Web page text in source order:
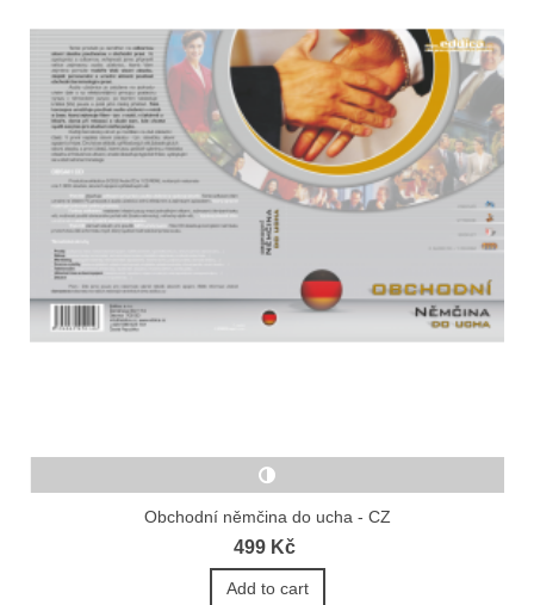
Obchodní němčina do ucha - CZ
499 Kč
Add to cart